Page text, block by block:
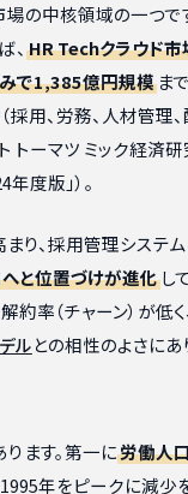
の中核領域の一つで
、 HR Techクラウド
で1,385億円規模ま
用、労務、人材管理
トーマツ ミック経済
度版」）。
り、採用管理システ
と位置づけが進化し
率（チャーン）が低
ルとの相性のよさにあ
ます。第一に労働人
年をピークに減少